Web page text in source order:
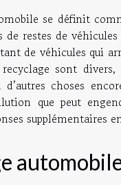
se définit
de restes de
de véhicules qui
sont
choses
que peut
supplémentaires